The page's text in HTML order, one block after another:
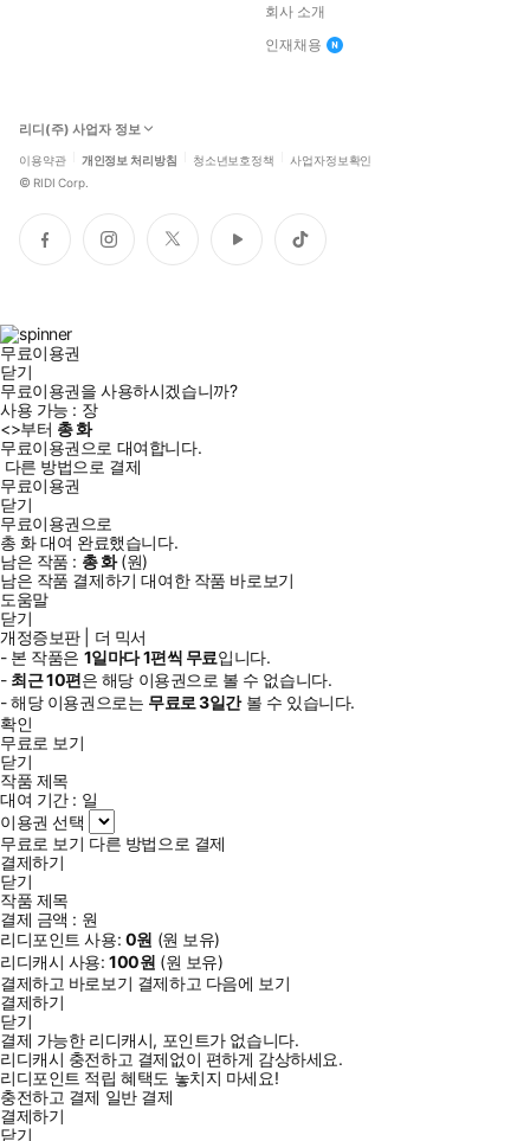
회사 소개
인재채용
리디(주) 사업자 정보
이용약관 개인정보 처리방침 청소년보호정책 사업자정보확인
© RIDI Corp.
페
이
인
스
트
위
유
튜
틱
톡
무료이용권
닫기
무료이용권을 사용하시겠습니까?
사용 가능 : 장
<>부터 총화
무료이용권으로 대여합니다.
다른 방법으로 결제
무료이용권
닫기
무료이용권으로
총 화대여 완료했습니다.
남은 작품 : 총화(원)
남은 작품 결제하기 대여한 작품 바로보기
도움말
닫기
개정증보판 | 더 믹서
- 본 작품은 1일마다1편씩 무료입니다.
- 최근10편은 해당 이용권으로 볼 수 없습니다.
- 해당 이용권으로는 무료로3일간볼 수 있습니다.
확인
무료로 보기
닫기
작품 제목
대여 기간 : 일
이용권 선택
무료로 보기 다른 방법으로 결제
결제하기
닫기
작품 제목
결제 금액 : 원
리디포인트 사용: 0원 (원 보유)
리디캐시 사용:100원 (원 보유)
결제하고 바로보기 결제하고 다음에 보기
결제하기
닫기
결제 가능한 리디캐시, 포인트가 없습니다.
리디캐시 충전하고 결제없이 편하게 감상하세요.
리디포인트 적립 혜택도 놓치지 마세요!
충전하고 결제 일반 결제
결제하기
닫기